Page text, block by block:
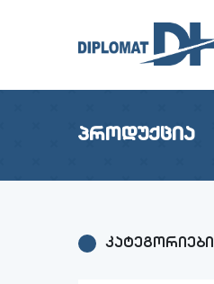
პროდუქცია
კატეგორიები